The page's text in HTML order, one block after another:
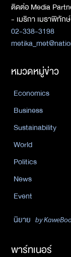
ติดต่อ Media
- เมธิกา เมธาพิทักษ์
02-338-3198
หมวดหมู่ข่าว
Economics
Business
Sustainability
World
Politics
News
Event
นิยาย by
พาร์ทเนอร์